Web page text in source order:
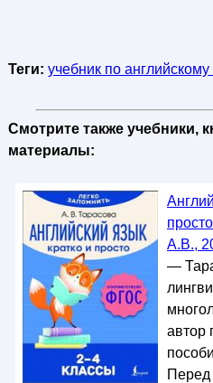
Теги: учебник по английскому
Смотрите также учебники,
материалы:
А.В.,
—
автор